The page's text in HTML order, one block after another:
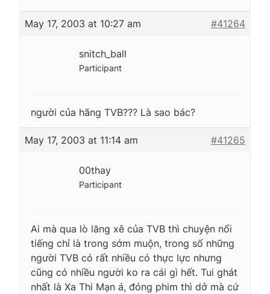
May 17, 2003 at 10:27 am #41264
snitch_ball
Participant
người của hãng TVB??? Là sao bác?
May 17, 2003 at 11:14 am #41265
00thay
Participant
Ai mà qua lò lăng xê của TVB thì chuyện nổi
tiếng chỉ là trong sớm muộn, trong số những
người TVB có rất nhiều có thực lực nhưng
cũng có nhiều người ko ra cái gì hết. Tui ghát
nhất là Xa Thi Mạn á, đóng phim thì dở mà cứ